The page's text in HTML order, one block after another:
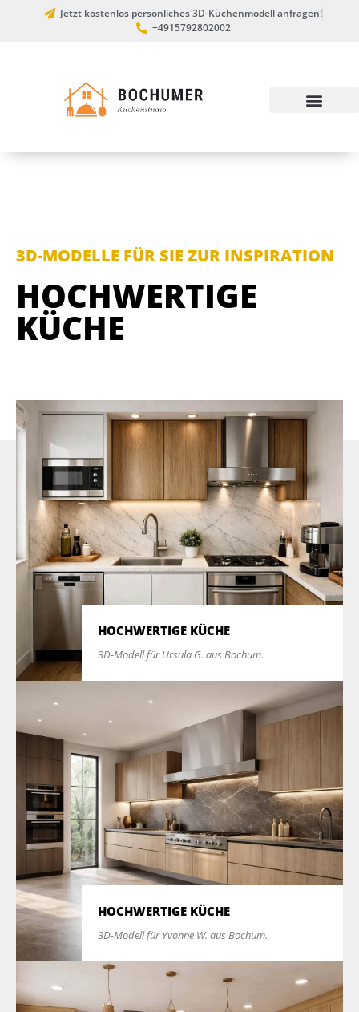
Jetzt kostenlos persönliches 3D-Küchenmodell anfragen!
+4915792802002
3D-MODELLE FÜR SIE ZUR INSPIRATION
HOCHWERTIGE
KÜCHE
HOCHWERTIGE KÜCHE
3D-Modell für Ursula G. aus Bochum.
HOCHWERTIGE KÜCHE
3D-Modell für Yvonne W. aus Bochum.